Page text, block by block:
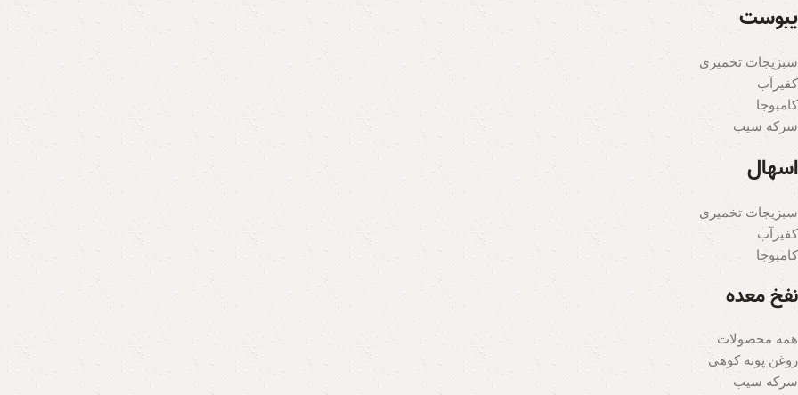
یبوست
سبزیجات تخمیری
کفیرآب
کامبوجا
سرکه سیب
اسهال
سبزیجات تخمیری
کفیرآب
کامبوجا
نفخ معده
همه محصولات
روغن پونه کوهی
سرکه سیب